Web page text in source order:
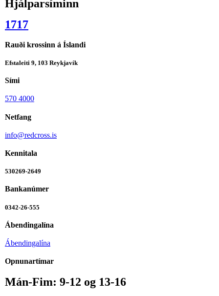
Hjálparsíminn
1717
Rauði krossinn á Íslandi
Efstaleiti 9, 103 Reykjavík
Sími
570 4000
Netfang
info@redcross.is
Kennitala
530269-2649
Bankanúmer
0342-26-555
Ábendingalína
Ábendingalína
Opnunartímar
Mán-Fim: 9-12 og 13-16